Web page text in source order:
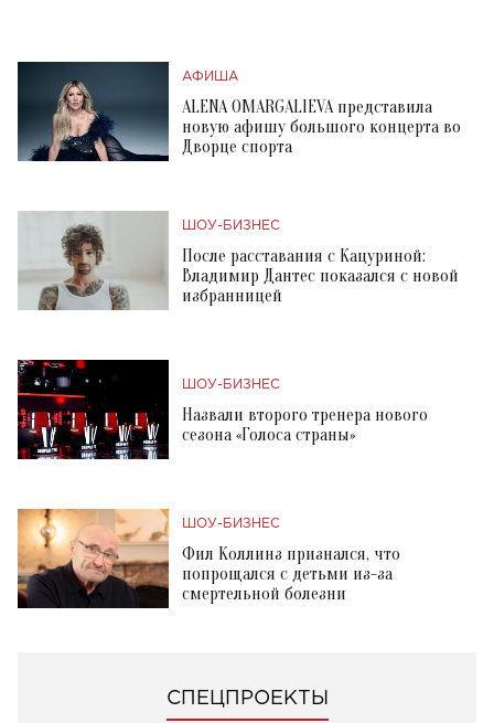
АФИША
ALENA OMARGALIEVA представила
новую афишу большого концерта во
Дворце спорта
ШОУ-БИЗНЕС
После расставания с Кацуриной:
Владимир Дантес показался с новой
избранницей
ШОУ-БИЗНЕС
Назвали второго тренера нового
сезона «Голоса страны»
ШОУ-БИЗНЕС
Фил Коллинз признался, что
попрощался с детьми из-за
смертельной болезни
СПЕЦПРОЕКТЫ